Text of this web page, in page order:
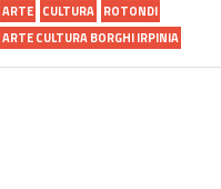
ARTE CULTURA ROTONDI
ARTE CULTURA BORGHI IRPINIA